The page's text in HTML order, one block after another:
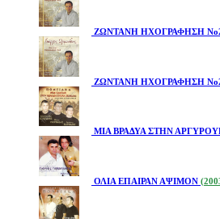
ΖΩΝΤΑΝΗ ΗΧΟΓΡΑΦΗΣΗ
ΖΩΝΤΑΝΗ ΗΧΟΓΡΑΦΗΣΗ
ΜΙΑ ΒΡΑΔΥΑ ΣΤΗΝ
ΟΛΙΑ ΕΠΑΙΡΑΝ ΑΨΙΜΟΝ